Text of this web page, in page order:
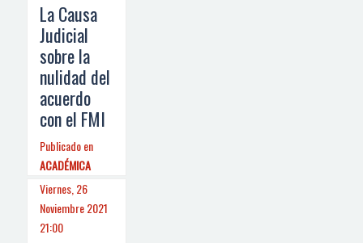
La Causa
Judicial
sobre la
nulidad del
acuerdo
con el FMI
Publicado en
ACADÉMICA
Viernes, 26
Noviembre 2021
21:00